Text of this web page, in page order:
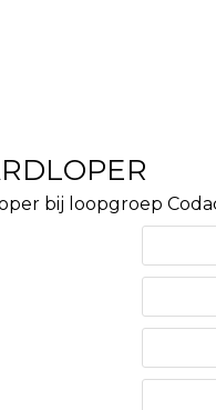
bij loopgroep